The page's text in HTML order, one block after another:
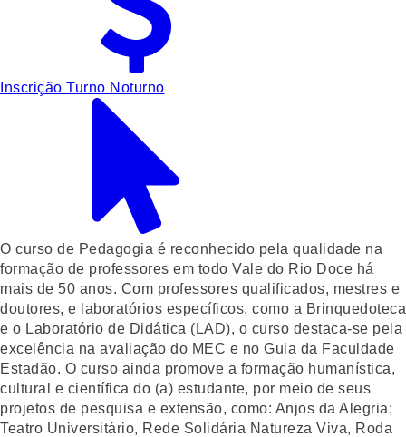
Inscrição Turno Noturno
O curso de Pedagogia é reconhecido pela qualidade na
formação de professores em todo Vale do Rio Doce há
mais de 50 anos. Com professores qualificados, mestres e
doutores, e laboratórios específicos, como a Brinquedoteca
e o Laboratório de Didática (LAD), o curso destaca-se pela
excelência na avaliação do MEC e no Guia da Faculdade
Estadão. O curso ainda promove a formação humanística,
cultural e científica do (a) estudante, por meio de seus
projetos de pesquisa e extensão, como: Anjos da Alegria;
Teatro Universitário, Rede Solidária Natureza Viva, Roda